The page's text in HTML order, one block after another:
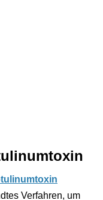
Verfahren, um